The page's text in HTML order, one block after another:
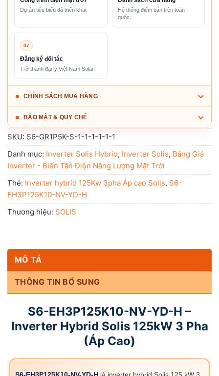
Dự án tiêu biểu đã triển khai.
Hệ thống điểm bán trên toàn
quốc.
07
Đăng ký đối tác
Trở thành đại lý Việt Nam Solar.
CHÍNH SÁCH MUA HÀNG
BẢO MẬT & QUY CHẾ
SKU: S6-GR1P5K-S-1-1-1-1-1-1
Danh mục: Inverter Solis Hybrid, Inverter Solis, Bảng Giá
Inverter - Biến Tần Điện Năng Lượng Mặt Trời
Thẻ: Inverter hybrid 125Kw 3pha Áp cao Solis, S6-
EH3P125K10-NV-YD-H
Thương hiệu: SOLIS
MÔ TẢ
THÔNG TIN BỔ SUNG
S6-EH3P125K10-NV-YD-H –
Inverter Hybrid Solis 125kW 3 Pha
(Áp Cao)